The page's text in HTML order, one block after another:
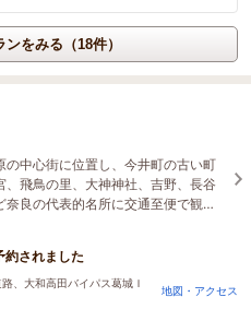
をみる（18件）
の中心街に位置し、今井町の古い町
、飛鳥の里、大神神社、吉野、長谷
奈良の代表的名所に交通至便で観
好適★大和八木駅より徒歩４分★駐
約されました
、大和高田バイパス葛城Ｉ
地図・アクセス